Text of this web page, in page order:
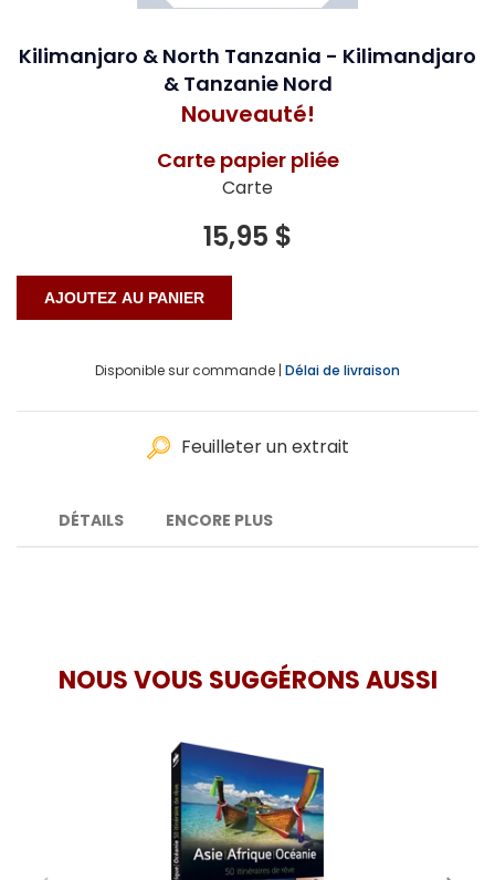
Kilimanjaro & North Tanzania - Kilimandjaro
& Tanzanie Nord
Nouveauté!
Carte papier pliée
Carte
15,95 $
Disponible sur commande | Délai de livraison
Feuilleter un extrait
DÉTAILS ENCORE PLUS
NOUS VOUS SUGGÉRONS AUSSI